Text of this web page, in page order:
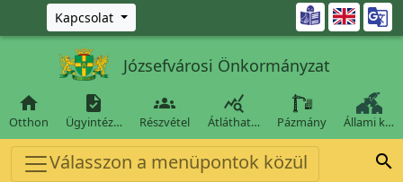
Ugrás a fő tartalomra
Kapcsolat 
Józsefvárosi Önkormányzat

Otthon

Ügyintéz…

Részvétel

Átláthat… Pázmány Állami k…
Válasszon a menüpontok közül 